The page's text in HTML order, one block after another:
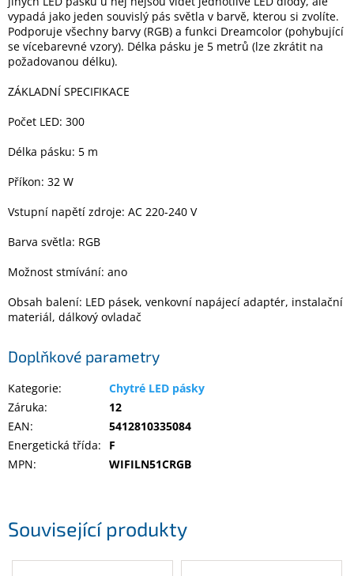
Black
Friday
VÝPRODEJ
A
OEM
Sestavy
počítačů
systémy
Přihlášení
Související produkty
vypadá jako jeden souvislý pás světla v barvě, kterou si zvolíte.
Podporuje všechny barvy (RGB) a funkci Dreamcolor (pohybující
se vícebarevné vzory). Délka pásku je 5 metrů (lze zkrátit na
požadovanou délku).
ZÁKLADNÍ SPECIFIKACE
Počet LED: 300
Délka pásku: 5 m
Příkon: 32 W
Vstupní napětí zdroje: AC 220-240 V
Barva světla: RGB
Možnost stmívání: ano
Obsah balení: LED pásek, venkovní napájecí adaptér, instalační
materiál, dálkový ovladač
Doplňkové parametry
Kategorie:
Chytré LED pásky
Záruka:
12
EAN:
5412810335084
Energetická třída:
F
MPN: WIFILN51CRGB